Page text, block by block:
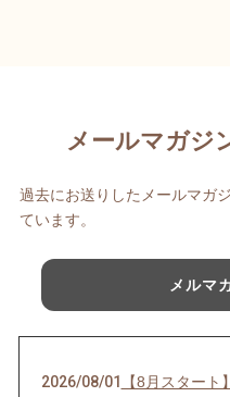
メールマガジ
過去にお送りしたメールマガ
ています。
メルマ
2026/08/01
【8月スター